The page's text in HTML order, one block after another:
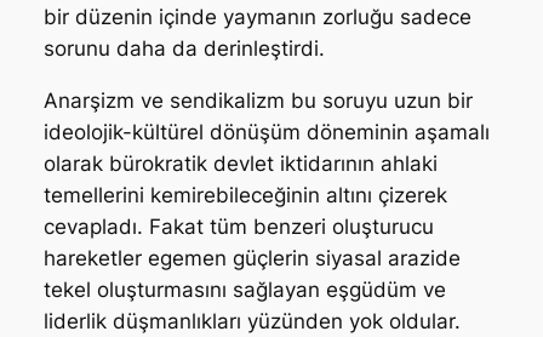
bir düzenin içinde yaymanın zorluğu sadece
sorunu daha da derinleştirdi.
Anarşizm ve sendikalizm bu soruyu uzun bir
ideolojik-kültürel dönüşüm döneminin aşamalı
olarak bürokratik devlet iktidarının ahlaki
temellerini kemirebileceğinin altını çizerek
cevapladı. Fakat tüm benzeri oluşturucu
hareketler egemen güçlerin siyasal arazide
tekel oluşturmasını sağlayan eşgüdüm ve
liderlik düşmanlıkları yüzünden yok oldular.